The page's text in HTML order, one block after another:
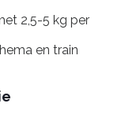
2,5-5 kg per
en train